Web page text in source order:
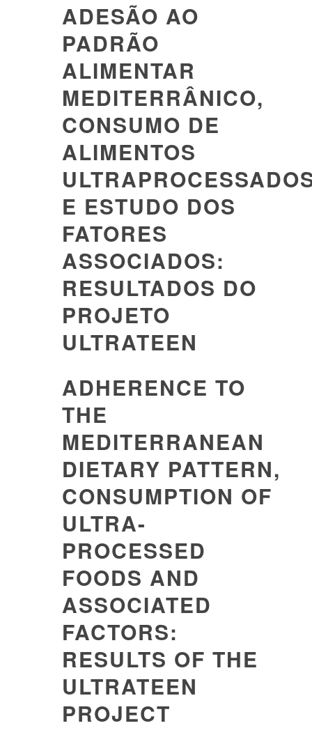
ADESÃO AO
PADRÃO
ALIMENTAR
MEDITERRÂNICO,
CONSUMO DE
ALIMENTOS
E ESTUDO DOS
FATORES
ASSOCIADOS:
RESULTADOS DO
PROJETO
ULTRATEEN
ADHERENCE TO
THE
MEDITERRANEAN
DIETARY PATTERN,
CONSUMPTION OF
ULTRA-
PROCESSED
FOODS AND
ASSOCIATED
FACTORS:
RESULTS OF THE
ULTRATEEN
PROJECT